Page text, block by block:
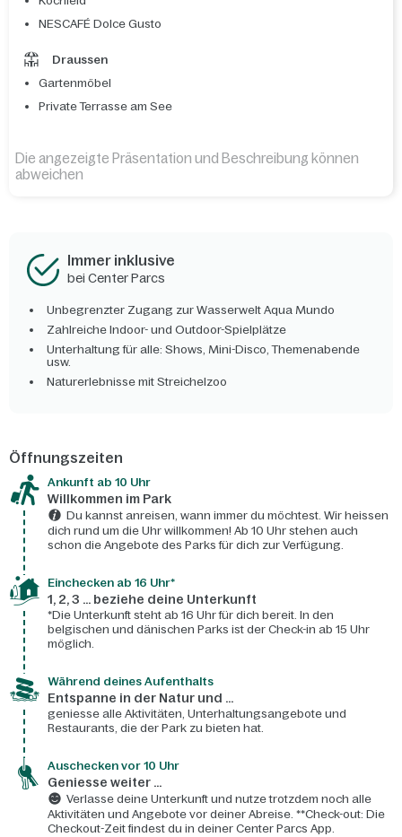
NESCAFÉ Dolce Gusto
Draussen
Gartenmöbel
Private Terrasse am See
Die angezeigte Präsentation und Beschreibung können
abweichen
Immer inklusive
bei Center Parcs
Unbegrenzter Zugang zur Wasserwelt Aqua Mundo
Zahlreiche Indoor- und Outdoor-Spielplätze
Unterhaltung für alle: Shows, Mini-Disco, Themenabende
usw.
Naturerlebnisse mit Streichelzoo
Öffnungszeiten
Ankunft ab 10 Uhr
Willkommen im Park
Du kannst anreisen, wann immer du möchtest. Wir heissen
dich rund um die Uhr willkommen! Ab 10 Uhr stehen auch
schon die Angebote des Parks für dich zur Verfügung.
Einchecken ab 16 Uhr*
1, 2, 3 ... beziehe deine Unterkunft
*Die Unterkunft steht ab 16 Uhr für dich bereit. In den
belgischen und dänischen Parks ist der Check-in ab 15 Uhr
möglich.
Während deines Aufenthalts
Entspanne in der Natur und ...
geniesse alle Aktivitäten, Unterhaltungsangebote und
Restaurants, die der Park zu bieten hat.
Auschecken vor 10 Uhr
Geniesse weiter ...
Verlasse deine Unterkunft und nutze trotzdem noch alle
Aktivitäten und Angebote vor deiner Abreise. **Check-out: Die
Checkout-Zeit findest du in deiner Center Parcs App.